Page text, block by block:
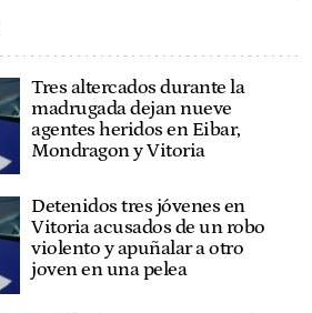
Tres altercados durante la
madrugada dejan nueve
agentes heridos en Eibar,
Mondragon y Vitoria
Detenidos tres jóvenes en
Vitoria acusados de un robo
violento y apuñalar a otro
joven en una pelea